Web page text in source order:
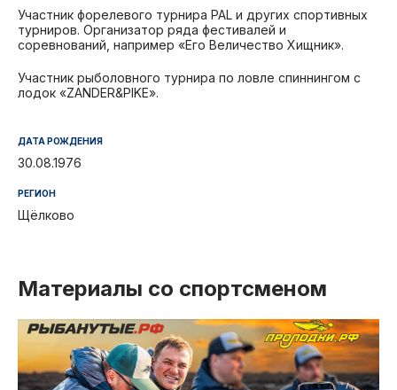
Участник форелевого турнира PAL и других спортивных
турниров. Организатор ряда фестивалей и
соревнований, например «Его Величество Хищник».
Участник рыболовного турнира по ловле спиннингом с
лодок «ZANDER&PIKE».
ДАТА РОЖДЕНИЯ
30.08.1976
РЕГИОН
Щёлково
Материалы со спортсменом